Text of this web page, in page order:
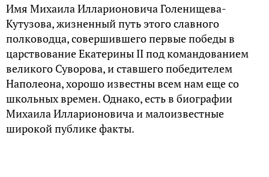
Имя Михаила Илларионовича Голенищева-
Кутузова, жизненный путь этого славного
полководца, совершившего первые победы в
царствование Екатерины II под командованием
великого Суворова, и ставшего победителем
Наполеона, хорошо известны всем нам еще со
школьных времен. Однако, есть в биографии
Михаила Илларионовича и малоизвестные
широкой публике факты.